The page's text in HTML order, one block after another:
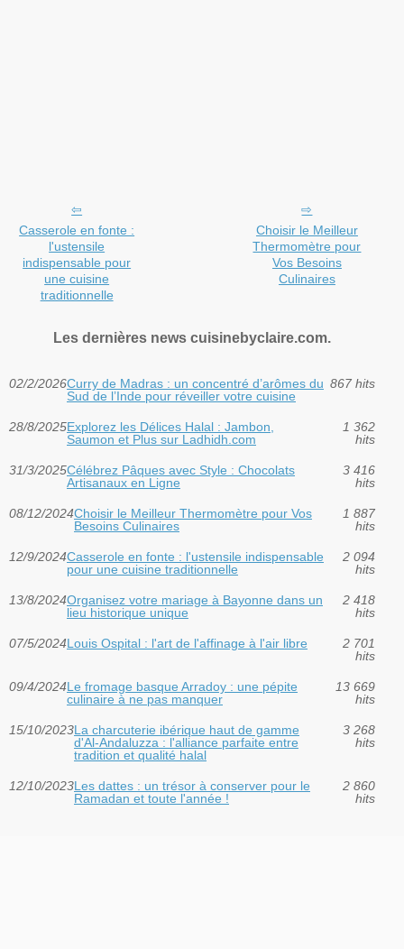
Casserole en fonte :
l'ustensile
indispensable pour
une cuisine
traditionnelle
Choisir le Meilleur
Thermomètre pour
Vos Besoins
Culinaires
Les dernières news cuisinebyclaire.com.
02/2/2026Curry de Madras : un concentré d’arômes du
Sud de l’Inde pour réveiller votre cuisine
867 hits
28/8/2025Explorez les Délices Halal : Jambon,
Saumon et Plus sur Ladhidh.com
1 362
hits
31/3/2025Célébrez Pâques avec Style : Chocolats
Artisanaux en Ligne
3 416
hits
08/12/2024Choisir le Meilleur Thermomètre pour Vos
Besoins Culinaires
1 887
hits
12/9/2024Casserole en fonte : l'ustensile indispensable
pour une cuisine traditionnelle
2 094
hits
13/8/2024Organisez votre mariage à Bayonne dans un
lieu historique unique
2 418
hits
07/5/2024Louis Ospital : l'art de l'affinage à l'air libre
2 701
hits
09/4/2024Le fromage basque Arradoy : une pépite
culinaire à ne pas manquer
13 669
hits
15/10/2023La charcuterie ibérique haut de gamme
d'Al-Andaluzza : l'alliance parfaite entre
tradition et qualité halal
3 268
hits
12/10/2023Les dattes : un trésor à conserver pour le
Ramadan et toute l'année !
2 860
hits